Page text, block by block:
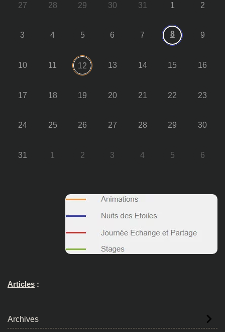
27 28 29 30 31 1 2
3 4 5 6 7 8 9
10 11 12 13 14 15 16
17 18 19 20 21 22 23
24 25 26 27 28 29 30
31 1 2 3 4 5 6
Articles :
Archives